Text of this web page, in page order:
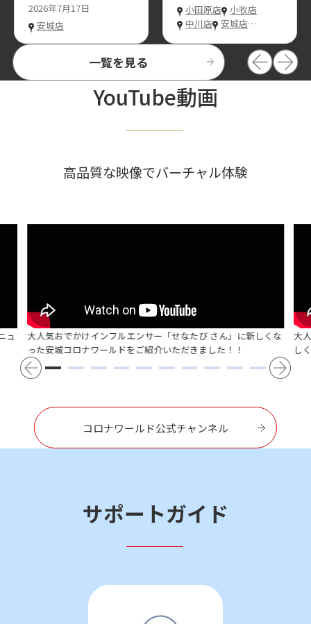
一覧を見る
2026年7月17日
安城店
小田原店
小牧店
中川店
安城店…
YouTube動画
高品質な映像でバーチャル体験
ュ
大人気おでかけインフルエンサー「せなたび さん」に新しくな
った安城コロナワールドをご紹介いただきました！！
大
し
コロナワールド公式チャンネル
サポートガイド